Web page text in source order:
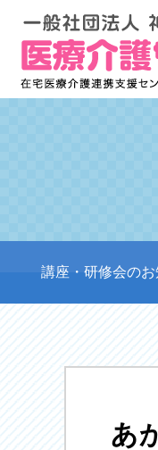
講座・研修会の
あ